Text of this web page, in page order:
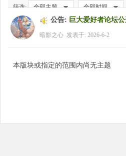
筛选:
全部主题 全部时间
公告: 巨大爱好者论坛
暗影之心 发表于: 2026-6-2
本版块或指定的范围内尚无主题